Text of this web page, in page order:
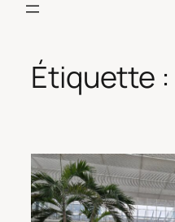
Étiquette :